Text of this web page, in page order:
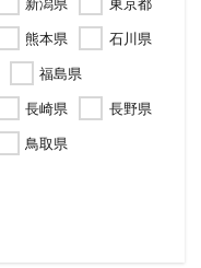
新潟県
東京都
熊本県
石川県
福島県
長崎県
長野県
鳥取県